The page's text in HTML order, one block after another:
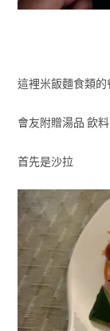
這裡米飯麵食類
會友附贈湯品 飲
首先是沙拉